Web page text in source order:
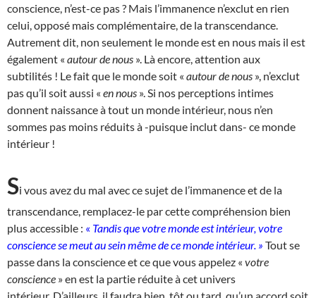
conscience, n’est-ce pas ? Mais l’immanence n’exclut en rien
celui, opposé mais complémentaire, de la transcendance.
Autrement dit, non seulement le monde est en nous mais il est
également « autour de nous ». Là encore, attention aux
subtilités ! Le fait que le monde soit « autour de nous », n’exclut
pas qu’il soit aussi « en nous ». Si nos perceptions intimes
donnent naissance à tout un monde intérieur, nous n’en
sommes pas moins réduits à -puisque inclut dans- ce monde
intérieur !
Si vous avez du mal avec ce sujet de l’immanence et de la
transcendance, remplacez-le par cette compréhension bien
plus accessible : « Tandis que votre monde est intérieur, votre
conscience se meut au sein même de ce monde intérieur. » Tout se
passe dans la conscience et ce que vous appelez « votre
conscience » en est la partie réduite à cet univers
intérieur. D’ailleurs, il faudra bien, tôt ou tard, qu’un accord soit